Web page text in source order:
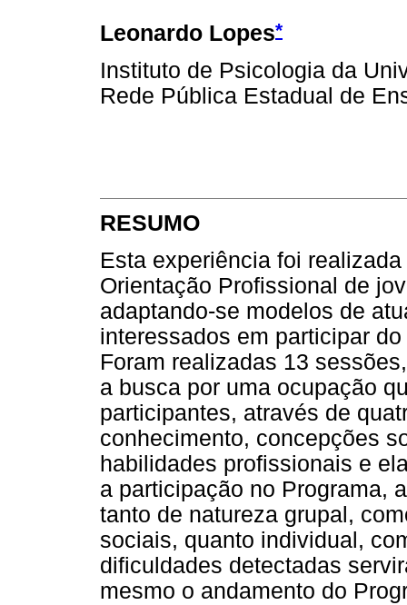
Leonardo Lopes*
Instituto de Psicologia da
Rede Pública Estadual de
RESUMO
Esta experiência foi
Orientação Profissional de
adaptando-se modelos de
interessados em participar
Foram realizadas 13
a busca por uma ocupação
participantes, através de
conhecimento, concepções
habilidades profissionais e
a participação no Programa,
tanto de natureza grupal,
sociais, quanto individual,
dificuldades detectadas
mesmo o andamento do